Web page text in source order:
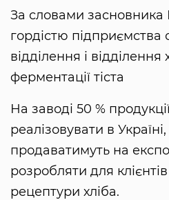
За словами
гордістю підприємства
відділення і відділення
ферментації тіста
На заводі 50 %
реалізовувати в
продаватимуть на
розробляти для
рецептури хліба.